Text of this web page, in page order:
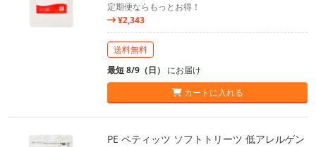
定期便ならもっとお得！
¥2,343
送料無料
最短 8/9（日） にお届け
カートに入れる
PE ペティッツ ソフトトリーツ 低アレルゲン